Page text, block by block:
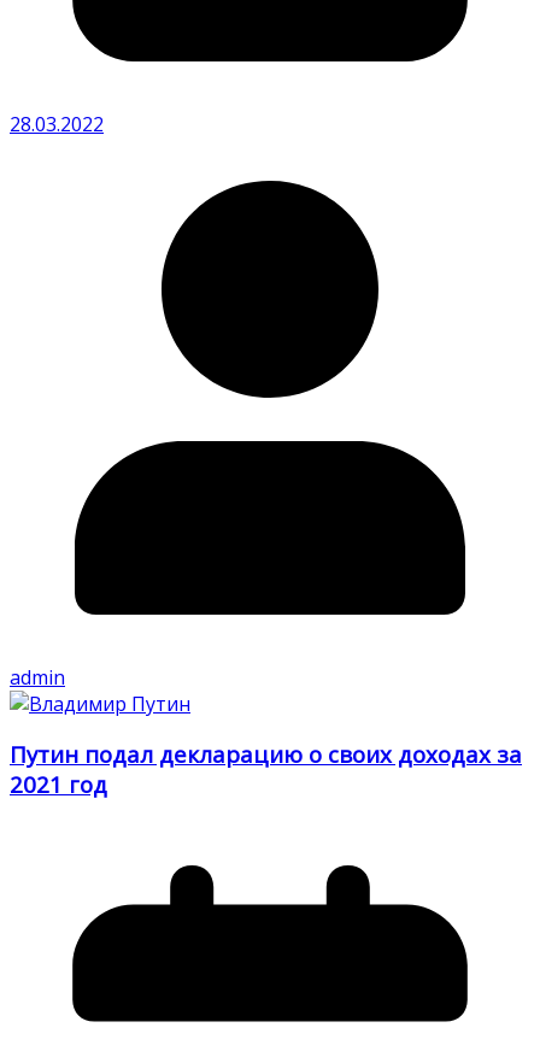
28.03.2022
admin
Путин подал декларацию о своих доходах за
2021 год